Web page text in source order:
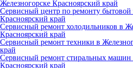
Железногорске Красноярский край
Сервисный центр по ремонту бытовой
Красноярский край
Сервисный ремонт холодильников в
Красноярский край
Сервисный ремонт техники в
край
Сервисный ремонт стиральных машин
Красноярский край